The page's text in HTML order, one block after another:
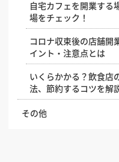
かなどの基礎知識
集客力の高い店舗入り
設計するコツ
店舗照明の基礎知識と
店舗デザインに必須の
店舗デザインにおける
中華料理店の内装デザ
失敗しないためのポイ
集客を左右するエステ
ト、費用相場を解説
ラーメン屋の看板製作
イント
飲食店にロゴって必要
飲食店がスケルトン天
リット
内装工事費用における
飲食店開業に必須の消
美容室の開業時に必要
説
飲食店の看板デザイン
違う！
店舗設計における巾木
類、選び方
竣工とはどういう意味
礎知識
建築資材はなぜ高騰？
自宅カフェを開業する
場をチェック！
コロナ収束後の店舗開
イント・注意点とは
いくらかかる？飲食店
法、節約するコツを解
その他